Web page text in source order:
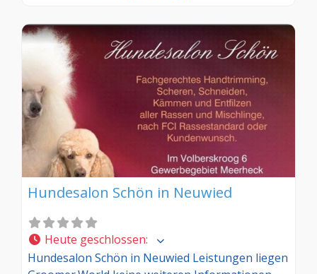
Sie Ihre Erfahrungen über die
Kommentarfunktion unten mit anderen
Hundebesitzer/innen!
Hundesalon Schön in Neuwied
Heute geschlossen:
Hundesalon Schön in Neuwied Leistungen liegen